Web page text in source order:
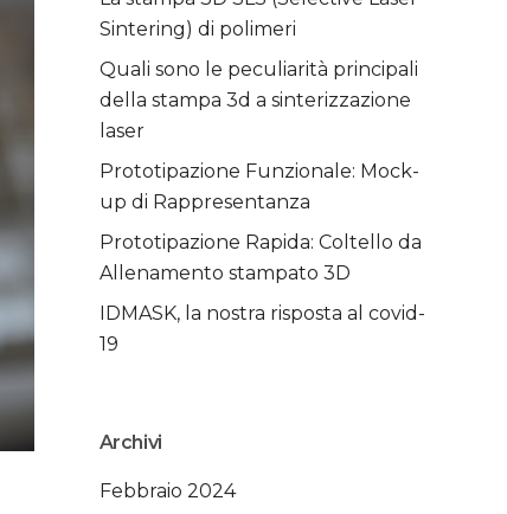
Sintering) di polimeri
Quali sono le peculiarità principali
della stampa 3d a sinterizzazione
laser
Prototipazione Funzionale: Mock-
up di Rappresentanza
Prototipazione Rapida: Coltello da
Allenamento stampato 3D
IDMASK, la nostra risposta al covid-
19
Archivi
Febbraio 2024